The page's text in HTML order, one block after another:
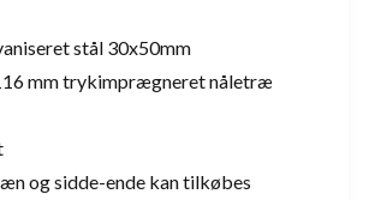
stål 30x50mm
mm trykimprægneret nåletræ
og sidde-ende kan tilkøbes